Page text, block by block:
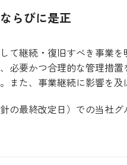
らびに是正
て継続・復旧すべき事業
必要かつ合理的な管理措
また、事業継続に影響を
の最終改定日）での当社